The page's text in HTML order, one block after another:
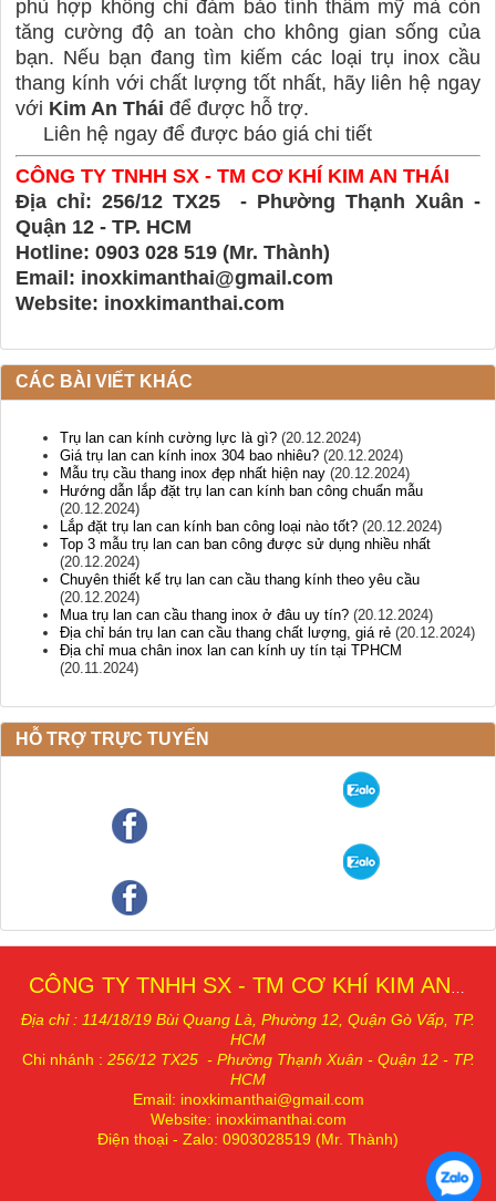
phù hợp không chỉ đảm bảo tính thẩm mỹ mà còn
tăng cường độ an toàn cho không gian sống của
bạn. Nếu bạn đang tìm kiếm các loại trụ inox cầu
thang kính với chất lượng tốt nhất, hãy liên hệ ngay
với Kim An Thái để được hỗ trợ.
Liên hệ ngay để được báo giá chi tiết
CÔNG TY TNHH SX - TM CƠ KHÍ KIM AN THÁI
Địa chỉ: 256/12 TX25 - Phường Thạnh Xuân -
Quận 12 - TP. HCM
Hotline: 0903 028 519 (Mr. Thành)
Email: inoxkimanthai@gmail.com
Website: inoxkimanthai.com
CÁC BÀI VIẾT KHÁC
Trụ lan can kính cường lực là gì? (20.12.2024)
Giá trụ lan can kính inox 304 bao nhiêu? (20.12.2024)
Mẫu trụ cầu thang inox đẹp nhất hiện nay (20.12.2024)
Hướng dẫn lắp đặt trụ lan can kính ban công chuẩn mẫu
(20.12.2024)
Lắp đặt trụ lan can kính ban công loại nào tốt? (20.12.2024)
Top 3 mẫu trụ lan can ban công được sử dụng nhiều nhất
(20.12.2024)
Chuyên thiết kế trụ lan can cầu thang kính theo yêu cầu
(20.12.2024)
Mua trụ lan can cầu thang inox ở đâu uy tín? (20.12.2024)
Địa chỉ bán trụ lan can cầu thang chất lượng, giá rẻ (20.12.2024)
Địa chỉ mua chân inox lan can kính uy tín tại TPHCM
(20.11.2024)
HỖ TRỢ TRỰC TUYẾN
CÔNG TY TNHH SX - TM CƠ KHÍ KIM AN THÁI
Địa chỉ : 114/18/19 Bùi Quang Là, Phường 12, Quận Gò Vấp, TP.
HCM
Chi nhánh : 256/12 TX25 - Phường Thạnh Xuân - Quận 12 - TP.
HCM
Email: inoxkimanthai@gmail.com
Website: inoxkimanthai.com
Điện thoại - Zalo: 0903028519 (Mr. Thành)